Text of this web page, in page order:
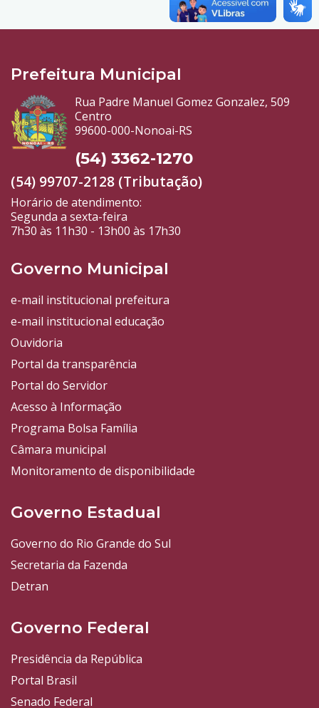
Prefeitura Municipal
Rua Padre Manuel Gomez Gonzalez, 509
Centro
99600-000-Nonoai-RS
(54) 3362-1270
(54) 99707-2128 (Tributação)
Horário de atendimento:
Segunda a sexta-feira
7h30 às 11h30 - 13h00 às 17h30
Governo Municipal
e-mail institucional prefeitura
e-mail institucional educação
Ouvidoria
Portal da transparência
Portal do Servidor
Acesso à Informação
Programa Bolsa Família
Câmara municipal
Monitoramento de disponibilidade
Governo Estadual
Governo do Rio Grande do Sul
Secretaria da Fazenda
Detran
Governo Federal
Presidência da República
Portal Brasil
Senado Federal